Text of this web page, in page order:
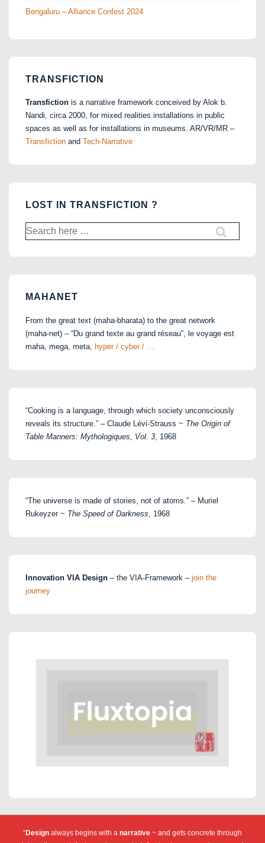
Bengaluru – Alliance Confest 2024
TRANSFICTION
Transfiction is a narrative framework conceived by Alok b.
Nandi, circa 2000, for mixed realities installations in public
spaces as well as for installations in museums. AR/VR/MR –
Transfiction and Tech-Narrative
LOST IN TRANSFICTION ?
Search
for:
MAHANET
From the great text (maha-bharata) to the great network
(maha-net) – “Du grand texte au grand réseau”, le voyage est
maha, mega, meta, hyper / cyber / …
“Cooking is a language, through which society unconsciously
reveals its structure.” – Claude Lévi-Strauss ~ The Origin of
Table Manners: Mythologiques, Vol. 3 , 1968
“The universe is made of stories, not of atoms.” – Muriel
Rukeyzer ~ The Speed of Darkness , 1968
Innovation VIA Design – the VIA-Framework – join the
journey
“Design always begins with a narrative ~ and gets concrete through